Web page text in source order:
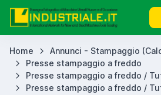
Home
Annunci - Stampaggio
Presse stampaggio a freddo
Presse stampaggio a freddo /
Presse stampaggio a freddo /